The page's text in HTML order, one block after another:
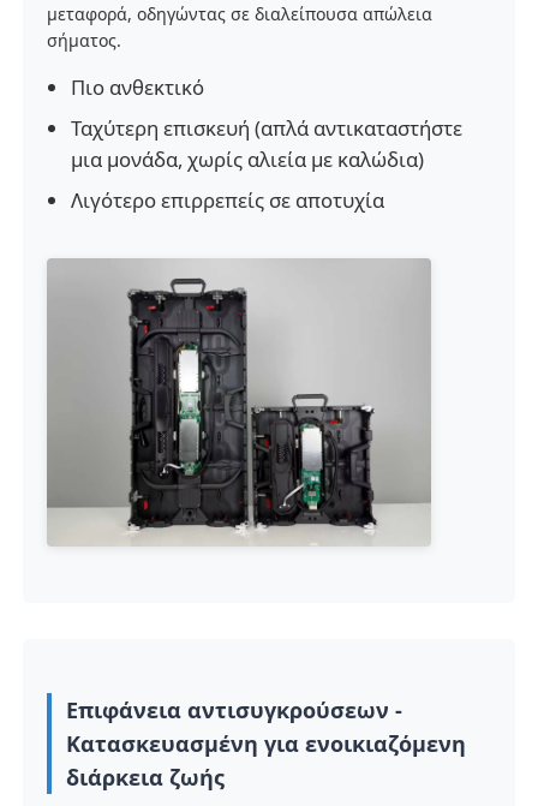
Οθόνη των οδηγήσεων συναυλίας
Ενοικίαση οθόνης LED σκηνής
Cob LED Video Wall
Εικόνα LED SMD
Εξωτερικό πίνακα οθόνης LED
Υπαίθριος πίνακας led
μεταφορά, οδηγώντας σε διαλείπουσα απώλεια
σήματος.
Πιο ανθεκτικό
Ταχύτερη επισκευή (απλά αντικαταστήστε
μια μονάδα, χωρίς αλιεία με καλώδια)
Λιγότερο επιρρεπείς σε αποτυχία
Επιφάνεια αντισυγκρούσεων -
Κατασκευασμένη για ενοικιαζόμενη
διάρκεια ζωής